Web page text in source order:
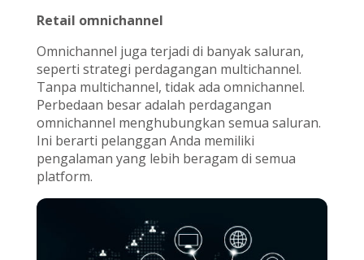
Retail omnichannel
Omnichannel juga terjadi di banyak saluran,
seperti strategi perdagangan multichannel.
Tanpa multichannel, tidak ada omnichannel.
Perbedaan besar adalah perdagangan
omnichannel menghubungkan semua saluran.
Ini berarti pelanggan Anda memiliki
pengalaman yang lebih beragam di semua
platform.